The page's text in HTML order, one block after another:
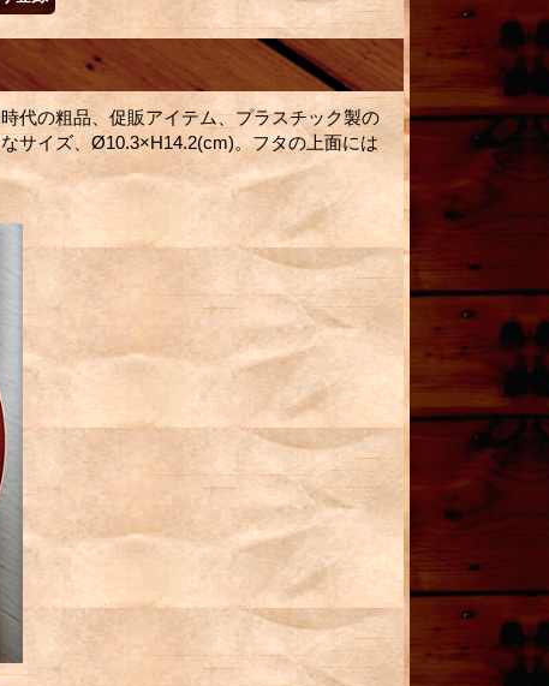
代の粗品、促販アイテム、プラスチック製の
サイズ、Ø10.3×H14.2(cm)。フタの上面には